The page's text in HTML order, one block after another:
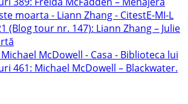
moarta - Liann Zhang - CitestE-MI-L
(Blog tour nr. 147): Liann Zhang – Julie
McDowell - Casa - Biblioteca lui
461: Michael McDowell – Blackwater.